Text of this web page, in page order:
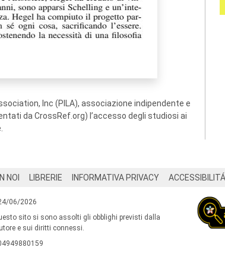
Inc (PILA), associazione indipendente e
da CrossRef.org) l’accesso degli studiosi ai
NOI LIBRERIE INFORMATIVA PRIVACY ACCESSIBILITÁ
06/2026
sito si sono assolti gli obblighi previsti dalla
e sui diritti connessi.